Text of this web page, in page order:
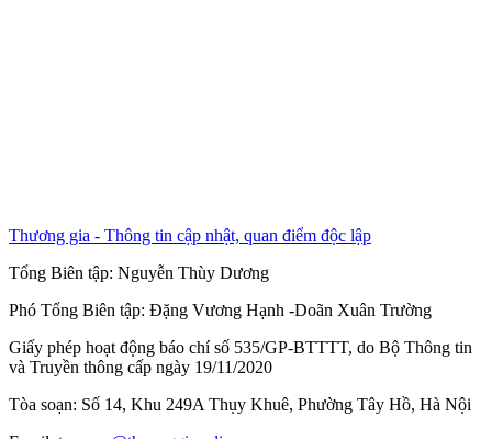
Thương gia - Thông tin cập nhật, quan điểm độc lập
Tổng Biên tập: Nguyễn Thùy Dương
Phó Tổng Biên tập: Đặng Vương Hạnh -Doãn Xuân Trường
Giấy phép hoạt động báo chí số 535/GP-BTTTT, do Bộ Thông tin
và Truyền thông cấp ngày 19/11/2020
Tòa soạn: Số 14, Khu 249A Thụy Khuê, Phường Tây Hồ, Hà Nội